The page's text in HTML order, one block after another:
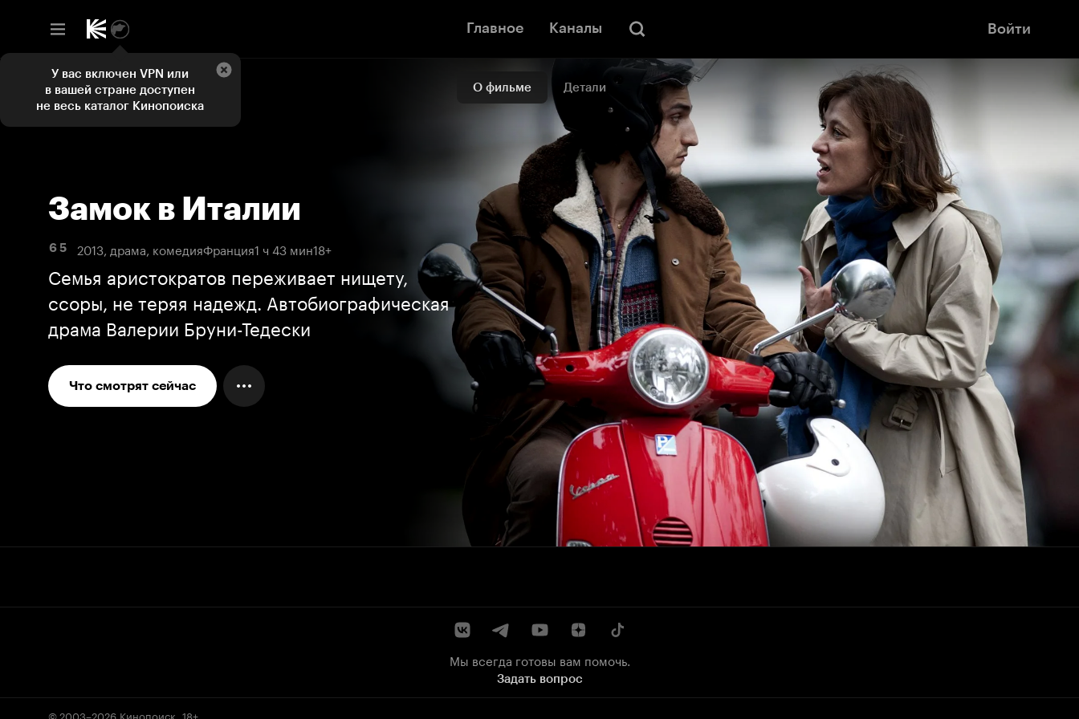
Главное Каналы Войти
О фильме Детали
Замок в Италии
6 5 2013, драма, комедияФранция1 ч 43 мин18+
Семья аристократов переживает нищету,
ссоры, не теряя надежд. Автобиографическая
драма Валерии Бруни-Тедески
Что смотрят сейчас
Мы всегда готовы вам помочь.
Задать вопрос
© 2003–2026 Кинопоиск 18+
У вас включен VPN или
в вашей стране доступен
не весь каталог Кинопоиска